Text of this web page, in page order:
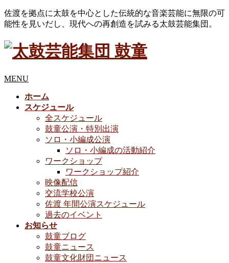
佐渡を拠点に太鼓を中心とした伝統的な音楽芸能に無限の可
能性を見いだし、現代への再創造を試みる太鼓芸能集団。
MENU
ホーム
スケジュール
全スケジュール
鼓童公演・特別出演
ソロ・小編成公演
ソロ・小編成の活動紹介
ワークショップ
ワークショップ紹介
映像配信
交流学校公演
佐渡 年間公演スケジュール
過去のイベント
お知らせ
鼓童ブログ
鼓童ニュース
鼓童文化財団ニュース